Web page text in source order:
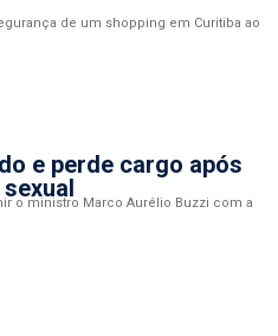
de um shopping em Curitiba ao
e perde cargo após
o ministro Marco Aurélio Buzzi com a